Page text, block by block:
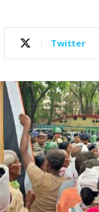
Twitter